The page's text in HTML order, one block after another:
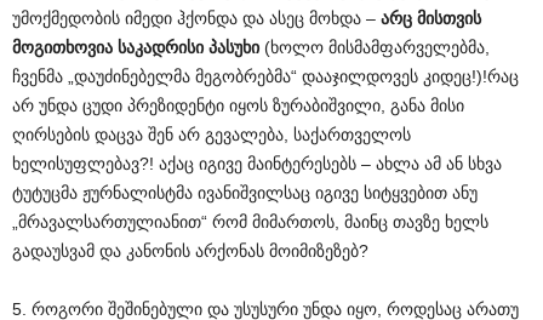
უმოქმედობის იმედი ჰქონდა და ასეც მოხდა – არც მისთვის
მოგითხოვია საკადრისი პასუხი (ხოლო მისმამფარველებმა,
ჩვენმა „დაუძინებელმა მეგობრებმა“ დააჯილდოვეს კიდეც!)!რაც
არ უნდა ცუდი პრეზიდენტი იყოს ზურაბიშვილი, განა მისი
ღირსების დაცვა შენ არ გევალება, საქართველოს
ხელისუფლებავ?! აქაც იგივე მაინტერესებს – ახლა ამ ან სხვა
ტუტუცმა ჟურნალისტმა ივანიშვილსაც იგივე სიტყვებით ანუ
„მრავალსართულიანით“ რომ მიმართოს, მაინც თავზე ხელს
გადაუსვამ და კანონის არქონას მოიმიზეზებ?
5. როგორი შეშინებული და უსუსური უნდა იყო, როდესაც არათუ